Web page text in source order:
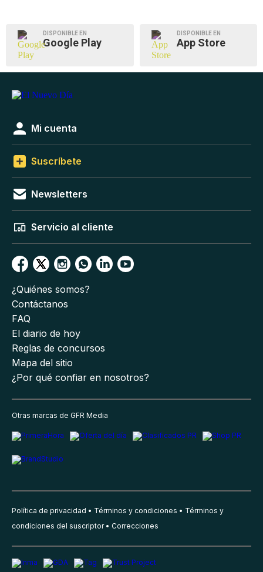
DISPONIBLE EN
Google Play
DISPONIBLE EN
App Store
Mi cuenta
Suscríbete
Newsletters
Servicio al cliente
¿Quiénes somos?
Contáctanos
FAQ
El diario de hoy
Reglas de concursos
Mapa del sitio
¿Por qué confiar en nosotros?
Otras marcas de GFR Media
Política de privacidad Términos y condiciones
Términos y
condiciones del suscriptor
Correcciones